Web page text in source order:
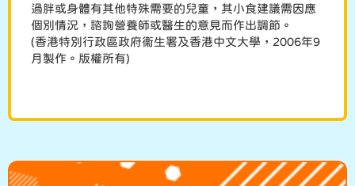
過胖或身體有其他特殊需要的兒童，其小食建議需因應
個別情況，諮詢營養師或醫生的意見而作出調節。
(香港特別行政區政府衞生署及香港中文大學，2006年9
月製作。版權所有)